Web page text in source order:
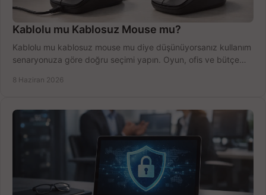
Kablolu mu Kablosuz Mouse mu?
Kablolu mu kablosuz mouse mu diye düşünüyorsanız kullanım
senaryonuza göre doğru seçimi yapın. Oyun, ofis ve bütçe
8 Haziran 2026